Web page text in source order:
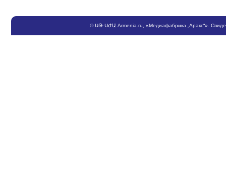
©ՍԹ-ՍԺԱ Armenia.ru , «Медиафабрика „Аракс“».